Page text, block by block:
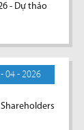
- Dự thảo
04 - 2026